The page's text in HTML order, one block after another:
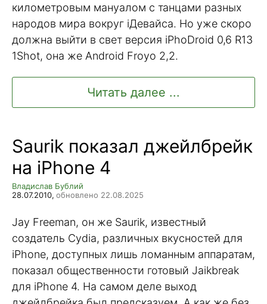
километровым мануалом с танцами разных
народов мира вокруг iДевайса. Но уже скоро
должна выйти в свет версия iPhoDroid 0,6 R13
1Shot, она же Android Froyo 2,2.
Читать далее ...
Saurik показал джейлбрейк
на iPhone 4
Владислав Бублий
28.07.2010, обновлено 22.08.2025
Jay Freeman, он же Saurik, известный
создатель Cydia, различных вкусностей для
iPhone, доступных лишь ломанным аппаратам,
показал общественности готовый Jaikbreak
для iPhone 4. На самом деле выход